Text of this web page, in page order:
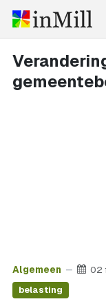
Algemeen 02
belasting